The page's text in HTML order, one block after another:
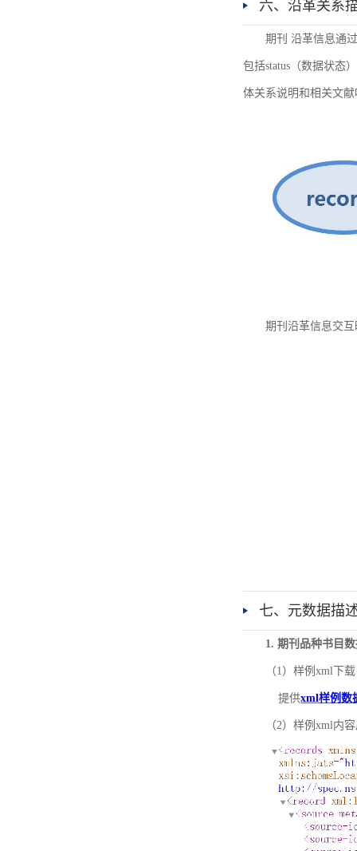
六、沿革关系
期刊 沿革信息通
包括status（数据状态
体关系说明和相关文
期刊沿革信息交
七、元数据描
1. 期刊品种书目
（1）样例xml下载
提供xml样例数
（2）样例xml内